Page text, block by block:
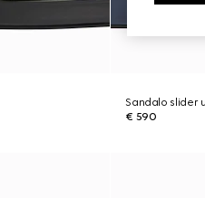
Sandalo slider
€ 590